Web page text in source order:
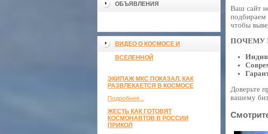
ОБЪЯВЛЕНИЯ
ВИДЕО О КОСМОСЕ И
ВСЕЛЕННОЙ
ЭКИПАЖ МКС ПОКАЗАЛ, КАК
РАЗВЛЕКАЕТСЯ В КОСМОСЕ
Подробнее...
ЖЕСТЬ КАК ГОТОВЯТ
КОСМОНАВТОВ В РОССИИ
ПРИКОЛ
Ваш сайт
подбираем
чтобы
ПОЧЕМУ
Доверьте
вашему